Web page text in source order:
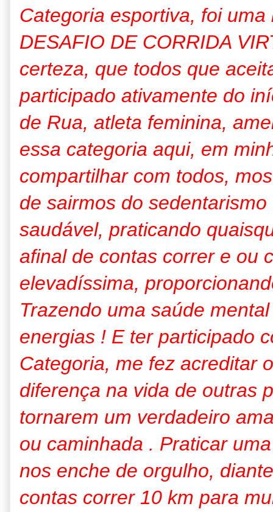
Categoria esportiva, foi
DESAFIO DE CORRIDA
certeza, que todos que
participado ativamente do
de Rua, atleta feminina,
essa categoria aqui, em
compartilhar com todos,
de sairmos do
saudável, praticando
afinal de contas correr e ou
elevadíssima,
Trazendo uma saúde
energias ! E ter participado
Categoria, me fez acreditar
diferença na vida de outras
tornarem um verdadeiro
ou caminhada . Praticar
nos enche de orgulho,
contas correr 10 km para